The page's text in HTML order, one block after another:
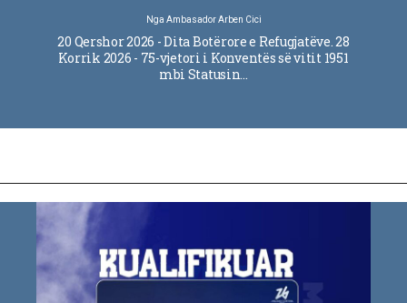
Nga Ambasador Arben Cici
20 Qershor 2026 - Dita Botërore e Refugjatëve. 28
Korrik 2026 - 75-vjetori i Konventës së vitit 1951
mbi Statusin…